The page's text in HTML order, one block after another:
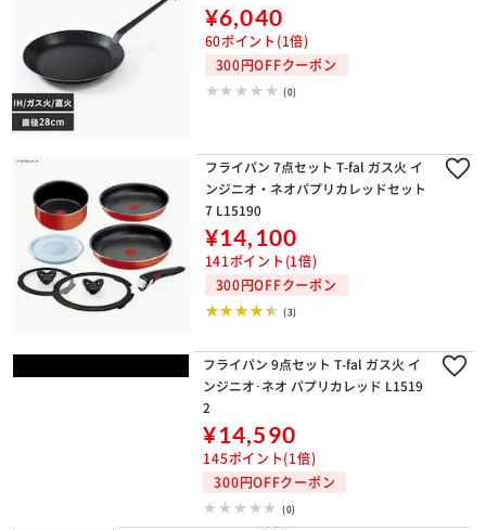
浅型 28cm ロースト用 65228
¥6,040
60ポイント(1倍)
300円OFFクーポン
フライパン 7点セット T-fal ガス火 イ
ンジニオ・ネオパプリカレッドセット
7 L15190
¥14,100
141ポイント(1倍)
300円OFFクーポン
フライパン 9点セット T-fal ガス火 イ
ンジニオ･ネオ パプリカレッド L1519
2
¥14,590
145ポイント(1倍)
300円OFFクーポン